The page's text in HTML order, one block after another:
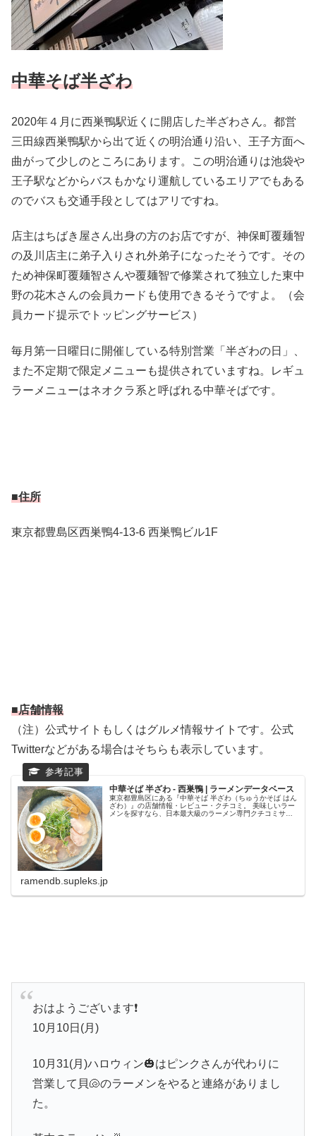
中華そば半ざわ
2020年４月に西巣鴨駅近くに開店した半ざわさん。都営
三田線西巣鴨駅から出て近くの明治通り沿い、王子方面へ
曲がって少しのところにあります。この明治通りは池袋や
王子駅などからバスもかなり運航しているエリアでもある
のでバスも交通手段としてはアリですね。
店主はちばき屋さん出身の方のお店ですが、神保町覆麺智
の及川店主に弟子入りされ外弟子になったそうです。その
ため神保町覆麺智さんや覆麺智で修業されて独立した東中
野の花木さんの会員カードも使用できるそうですよ。（会
員カード提示でトッピングサービス）
毎月第一日曜日に開催している特別営業「半ざわの日」、
また不定期で限定メニューも提供されていますね。レギュ
ラーメニューはネオクラ系と呼ばれる中華そばです。
■住所
東京都豊島区西巣鴨4-13-6 西巣鴨ビル1F
■店舗情報
（注）公式サイトもしくはグルメ情報サイトです。公式
Twitterなどがある場合はそちらも表示しています。
中華そば 半ざわ - 西巣鴨 | ラーメンデータベース
東京都豊島区にある『中華そば 半ざわ（ちゅうかそば はん
ざわ）』の店舗情報・レビュー・クチコミ。 美味しいラー
メンを探すなら、日本最大級のラーメン専門クチコミサイ
ramendb.supleks.jp
おはようございます❗️
10月10日(月)
10月31(月)ハロウィン🎃はピンクさんが代わりに
営業して貝🐚のラーメンをやると連絡がありまし
た。